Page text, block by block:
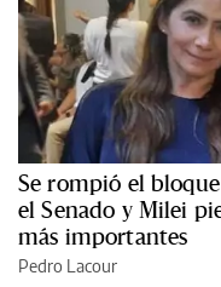
Se rompió el
el Senado y Milei
más importantes
Pedro Lacour